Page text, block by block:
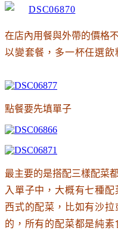
在店內用餐與外帶的價格
以變套餐 ，多一杯任選
點餐要先填單子
最主要的是搭配三樣配菜
入單子中 ，大概有七種
西式的配菜 ，比如有沙
的 ，所有的配菜都是純素